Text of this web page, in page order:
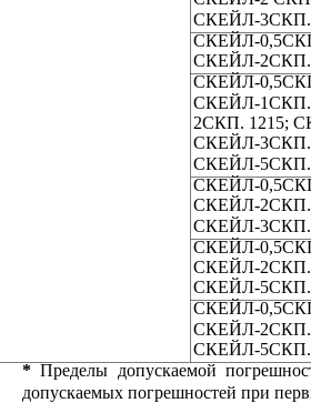
СКЕЙЛ-3СКП.
СКЕЙЛ-
СКЕЙЛ-2СКП.
СКЕЙЛ-
СКЕЙЛ-
2СКП. 1215;
СКЕЙЛ-3СКП.
СКЕЙЛ-5СКП.
СКЕЙЛ-
СКЕЙЛ-
СКЕЙЛ-
СКЕЙЛ-
СКЕЙЛ-
СКЕЙЛ-
СКЕЙЛ-
СКЕЙЛ-
СКЕЙЛ-
* Пределы допускаемой
допускаемых погрешностей при